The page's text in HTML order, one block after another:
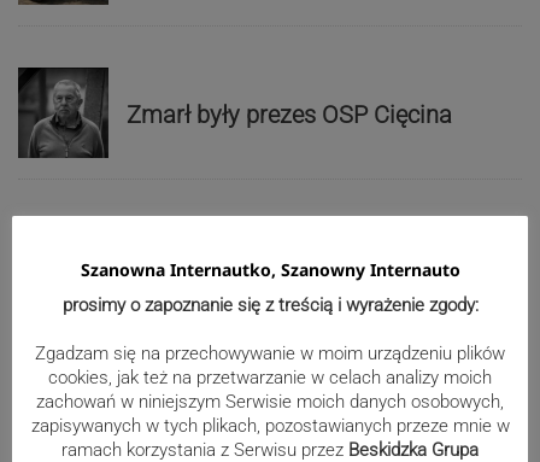
Zmarł były prezes OSP Cięcina
spółkach. Premier prosił, by nie było
tu polityki, bo to budzi podejrzenia
Po kontroli zamknęli plac zabaw w
Toporzysku
Szanowna Internautko, Szanowny Internauto
prosimy o zapoznanie się z treścią i wyrażenie zgody:
Zgadzam się na przechowywanie w moim urządzeniu plików
cookies, jak też na przetwarzanie w celach analizy moich
zachowań w niniejszym Serwisie moich danych osobowych,
zapisywanych w tych plikach, pozostawianych przeze mnie w
ramach korzystania z Serwisu przez Beskidzka Grupa